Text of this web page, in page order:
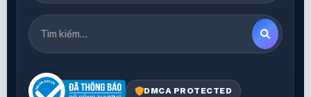
DMCA PROTECTED